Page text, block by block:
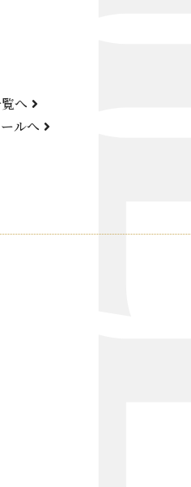
KARMA
SUN(宮古島）
へ
ルへ